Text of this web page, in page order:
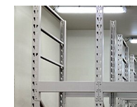
採用情報
オンラインショップ